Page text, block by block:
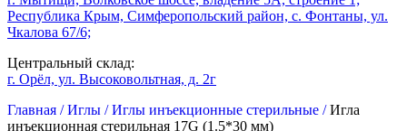
Республика Крым, Симферопольский район, с. Фонтаны, ул.
Чкалова 67/6;
Центральный склад:
г. Орёл, ул. Высоковольтная, д. 2г
Главная /Иглы /Иглы инъекционные стерильные /Игла
инъекционная стерильная 17G (1.5*30 мм)